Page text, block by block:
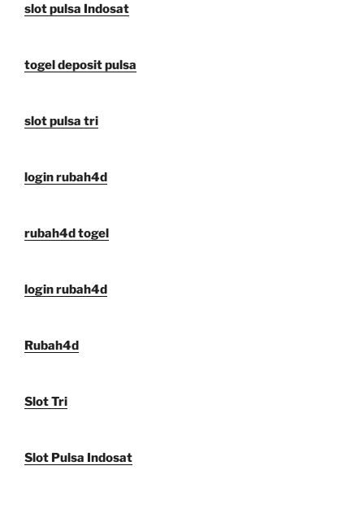
slot pulsa Indosat
togel deposit pulsa
slot pulsa tri
login rubah4d
rubah4d togel
login rubah4d
Rubah4d
Slot Tri
Slot Pulsa Indosat